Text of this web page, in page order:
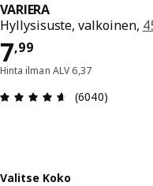
VARIERA
Hyllysisuste, valkoinen,
7,99
Hinta 7,99
Hinta ilman ALV 6,37
: 4.6 / 5
(6040)
Valitse Koko